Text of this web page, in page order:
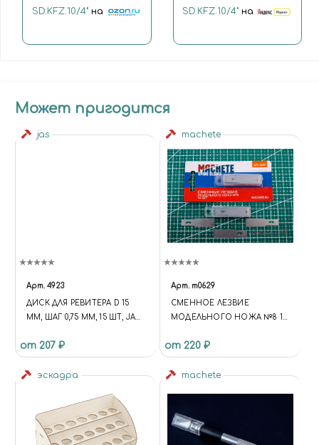
SD.KFZ.10/4"на SD.KFZ.10/4" на
Может пригодится
jas
Арт. 4923
ДИСК ДЛЯ РЕВИТЕРА D 15
ММ, ШАГ 0,75 ММ, 15 ШТ, JAS
от 207 ₽
machete
Арт. m0629
СМЕННОЕ ЛЕЗВИЕ
МОДЕЛЬНОГО НОЖА №8 10
от 220 ₽
эскадра machete